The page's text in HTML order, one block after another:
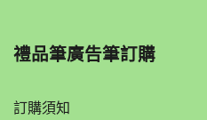
禮品筆廣告筆訂購
訂購須知